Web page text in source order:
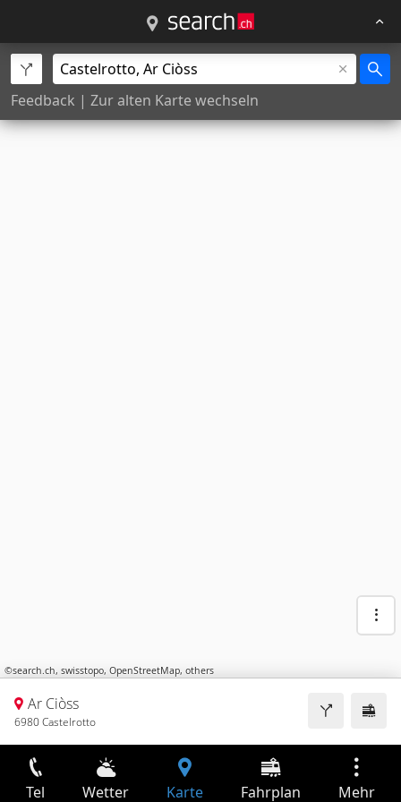
Feedback | Zur alten Karte wechseln
©search.ch, swisstopo, OpenStreetMap, others
Ar Ciòss
6980 Castelrotto
Tel Wetter Karte Fahrplan Mehr